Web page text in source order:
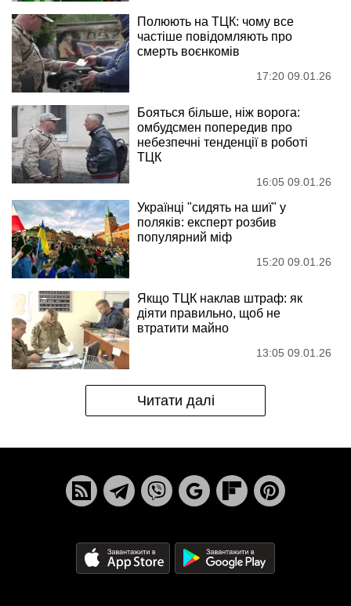
Полюють на ТЦК: чому все
частіше повідомляють про
смерть воєнкомів
17:20 09.01.26
Бояться більше, ніж ворога:
омбудсмен попередив про
небезпечні тенденції в роботі
ТЦК
16:05 09.01.26
Українці "сидять на шиї" у
поляків: експерт розбив
популярний міф
15:20 09.01.26
Якщо ТЦК наклав штраф: як
діяти правильно, щоб не
втратити майно
13:05 09.01.26
Читати далі